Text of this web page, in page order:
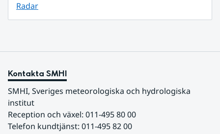
Radar
Kontakta SMHI
SMHI, Sveriges meteorologiska och hydrologiska
institut
Reception och växel: 011-495 80 00
Telefon kundtjänst: 011-495 82 00